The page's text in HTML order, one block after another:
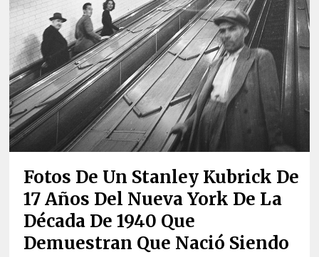
Fotos De Un Stanley Kubrick De
17 Años Del Nueva York De La
Década De 1940 Que
Demuestran Que Nació Siendo